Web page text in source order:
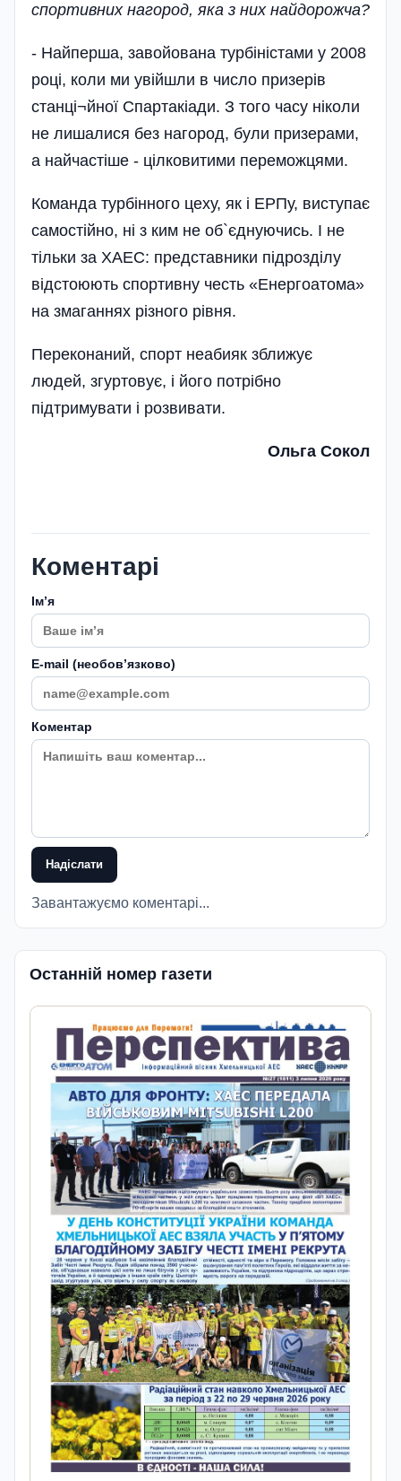
спортивних нагород, яка з них найдорожча?
- Найперша, завойована турбіністами у 2008
році, коли ми увійшли в число призерів
станці¬йної Спартакіади. З того часу ніколи
не лишалися без нагород, були призерами,
а найчастіше - цілковитими переможцями.
Команда турбінного цеху, як і ЕРПу, виступає
самостійно, ні з ким не об`єднуючись. І не
тільки за ХАЕС: представники підрозділу
відстоюють спортивну честь «Енергоатома»
на змаганнях різного рівня.
Переконаний, спорт неабияк зближує
людей, згуртовує, і його потрібно
підтримувати і розвивати.
Ольга Сокол
Коментарі
Імʼя
E-mail (необовʼязково)
Коментар
Надіслати
Завантажуємо коментарі...
Останній номер газети